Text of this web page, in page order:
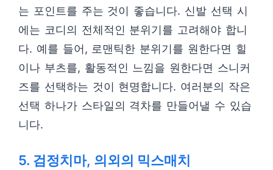
는 포인트를 주는 것이 좋습니다. 신발 선택 시
에는 코디의 전체적인 분위기를 고려해야 합니
다. 예를 들어, 로맨틱한 분위기를 원한다면 힐
이나 부츠를, 활동적인 느낌을 원한다면 스니커
즈를 선택하는 것이 현명합니다. 여러분의 작은
선택 하나가 스타일의 격차를 만들어낼 수 있습
니다.
5. 검정치마, 의외의 믹스매치